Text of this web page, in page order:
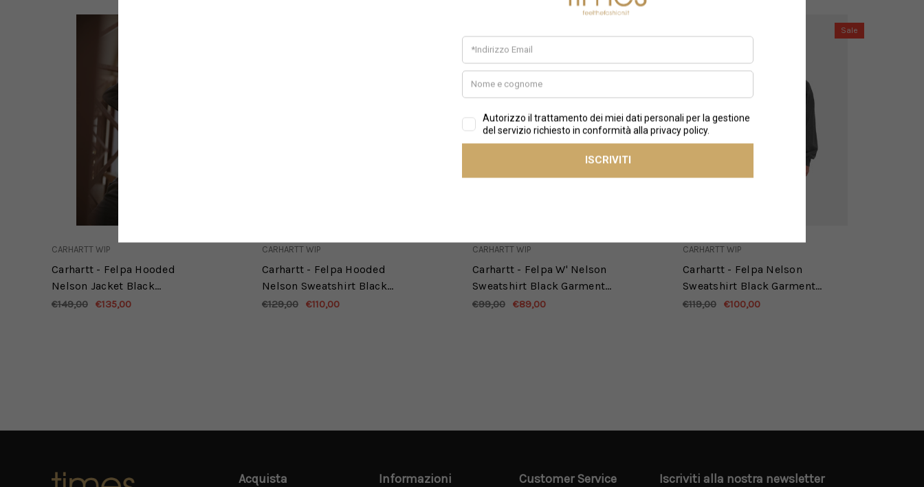
CARHARTT WIP
Carhartt - Felpa Hooded
Nelson Jacket Black
Garment dyed
€149,00 €135,00
CARHARTT WIP
Carhartt - Felpa Hooded
Nelson Sweatshirt Black
Garment dyed
€129,00 €110,00
CARHARTT WIP
Carhartt - Felpa W' Nelson
Sweatshirt Black Garment
dyed
€99,00 €89,00
Sale
CARHARTT WIP
Carhartt - Felpa Nelson
Sweatshirt Black Garment
dyed
€119,00 €100,00
Acquista Informazioni Customer Service Iscriviti alla nostra newsletter